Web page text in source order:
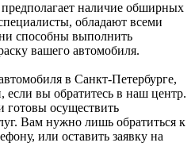
наличие обширных
обладают всеми
способны выполнить
вашего автомобиля.
в Санкт-Петербурге,
если вы обратитесь в наш центр.
готовы осуществить
Вам нужно лишь обратиться к
или оставить заявку на